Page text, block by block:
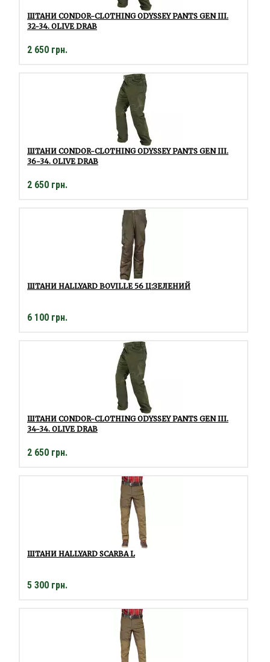
ШТАНИ CONDOR-CLOTHING ODYSSEY PANTS GEN III.
32-34. OLIVE DRAB
2 650 грн.
ШТАНИ CONDOR-CLOTHING ODYSSEY PANTS GEN III.
36-34. OLIVE DRAB
2 650 грн.
ШТАНИ HALLYARD BOVILLE 56 Ц:ЗЕЛЕНИЙ
6 100 грн.
ШТАНИ CONDOR-CLOTHING ODYSSEY PANTS GEN III.
34-34. OLIVE DRAB
2 650 грн.
ШТАНИ HALLYARD SCARBA L
5 300 грн.